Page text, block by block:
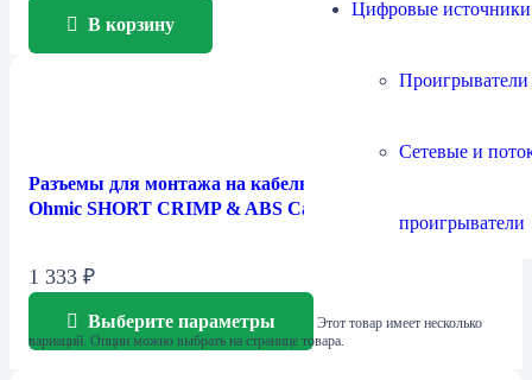
Цифровые источники
Сетевые и
проигрыватели
В корзину
Разъемы для монтажа на кабель Chord Company
Ohmic SHORT CRIMP & ABS Cap
1 333 ₽
Выберите параметры
Этот товар имеет несколько
вариаций. Опции можно выбрать на странице товара.